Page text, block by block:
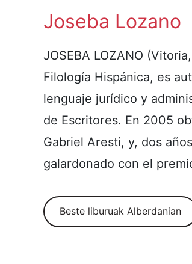
Joseba Lozano
JOSEBA LOZANO
Filología Hispánica, es
lenguaje jurídico y
de Escritores. En 2005
Gabriel Aresti, y, dos
galardonado con el
Beste liburuak Alberdanian